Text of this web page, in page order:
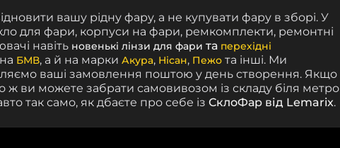
вашу рідну фару, а не купувати фару в зборі. У
для фари, корпуси на фари, ремкомплекти, ремонтні
навіть новенькі лінзи для фари та перехідні
БМВ, а й на марки Акура, Нісан, Пежо та інші. Ми
ваші замовлення поштою у день створення. Якщо
ж ви можете забрати самовивозом із складу біля метро
так само, як дбаєте про себе із СклоФар від Lemarix.